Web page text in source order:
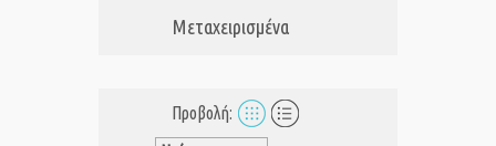
Μεταχειρισμένα
Προβολή: